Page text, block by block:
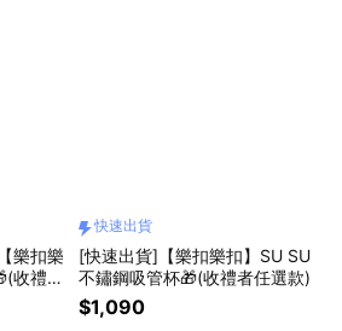
樂扣樂
收禮者
快速出貨
[快速出貨]【樂扣樂扣】SU SU
不鏽鋼吸管杯🎁(收禮者任選款)
$1,090